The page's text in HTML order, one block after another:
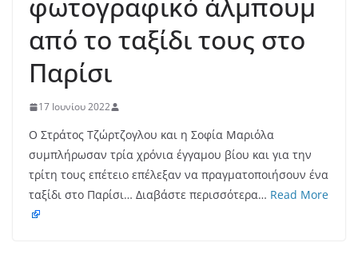
από το ταξίδι τους στο
Παρίσι
17 Ιουνίου 2022
Ο Στράτος Τζώρτζογλου και η Σοφία Μαριόλα
συμπλήρωσαν τρία χρόνια έγγαμου βίου και για την
τρίτη τους επέτειο επέλεξαν να πραγματοποιήσουν ένα
ταξίδι στο Παρίσι… Διαβάστε περισσότερα… Read More